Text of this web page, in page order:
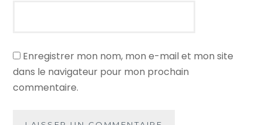
Enregistrer mon nom, mon e-mail et mon site
dans le navigateur pour mon prochain
commentaire.